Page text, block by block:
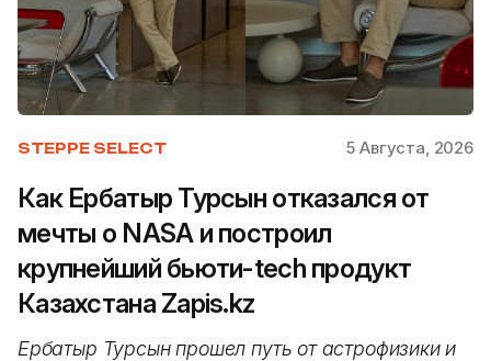
STEPPE SELECT 5 Августа, 2026
Как Ербатыр Турсын отказался от
мечты о NASA и построил
крупнейший бьюти-tech продукт
Казахстана Zapis.kz
Ербатыр Турсын прошел путь от астрофизики и